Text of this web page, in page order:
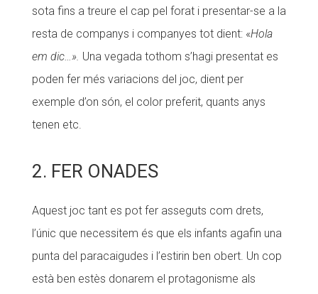
sota fins a treure el cap pel forat i presentar-se a la
resta de companys i companyes tot dient: «Hola
em dic…». Una vegada tothom s’hagi presentat es
poden fer més variacions del joc, dient per
exemple d’on són, el color preferit, quants anys
tenen etc.
2. FER ONADES
Aquest joc tant es pot fer asseguts com drets,
l’únic que necessitem és que els infants agafin una
punta del paracaigudes i l’estirin ben obert. Un cop
està ben estès donarem el protagonisme als